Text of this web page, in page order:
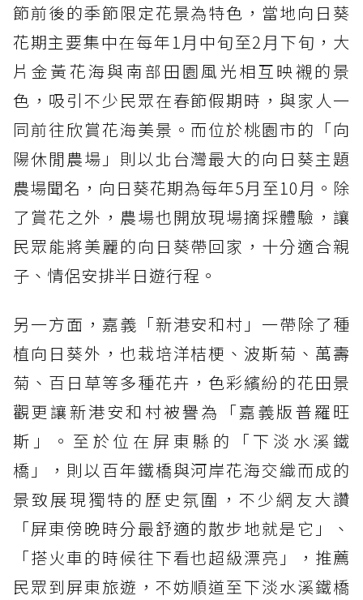
節前後的季節限定花景為特色，當地向日葵
花期主要集中在每年1月中旬至2月下旬，大
片金黃花海與南部田園風光相互映襯的景
色，吸引不少民眾在春節假期時，與家人一
同前往欣賞花海美景。而位於桃園市的「向
陽休閒農場」則以北台灣最大的向日葵主題
農場聞名，向日葵花期為每年5月至10月。除
了賞花之外，農場也開放現場摘採體驗，讓
民眾能將美麗的向日葵帶回家，十分適合親
子、情侶安排半日遊行程。
另一方面，嘉義「新港安和村」一帶除了種
植向日葵外，也栽培洋桔梗、波斯菊、萬壽
菊、百日草等多種花卉，色彩繽紛的花田景
觀更讓新港安和村被譽為「嘉義版普羅旺
斯」。至於位在屏東縣的「下淡水溪鐵
橋」，則以百年鐵橋與河岸花海交織而成的
景致展現獨特的歷史氛圍，不少網友大讚
「屏東傍晚時分最舒適的散步地就是它」、
「搭火車的時候往下看也超級漂亮」，推薦
民眾到屏東旅遊，不妨順道至下淡水溪鐵橋